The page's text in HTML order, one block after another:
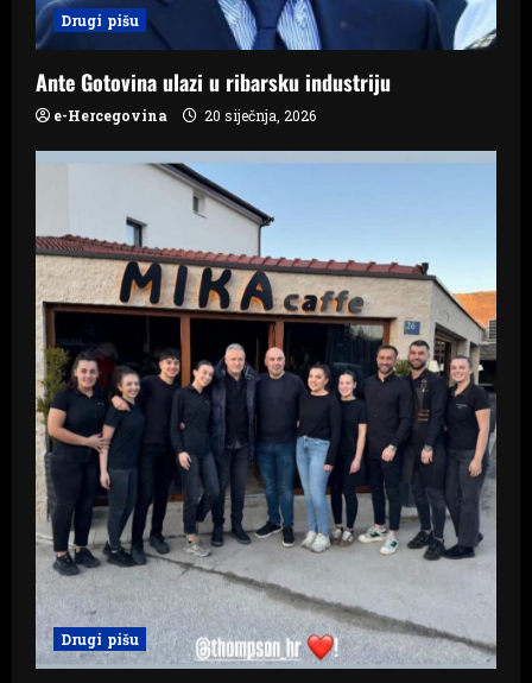
n
Drugi pišu
Ante Gotovina ulazi u ribarsku industriju
e-Hercegovina 20 siječnja, 2026
Drugi pišu